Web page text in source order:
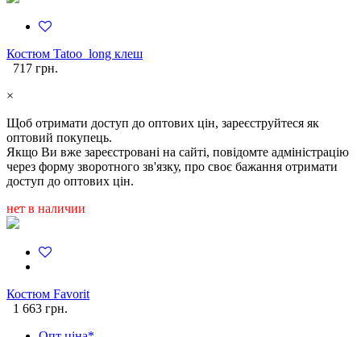
Костюм Tatoo_long клеш
717 грн.
×
Щоб отримати доступ до оптових цін, зареєструйтеся як
оптовий покупець.
Якщо Ви вже зареєстровані на сайті, повідомте адміністрацію
через форму зворотного зв'язку, про своє бажання отримати
доступ до оптових цін.
нет в наличии
Костюм Favorit
1 663 грн.